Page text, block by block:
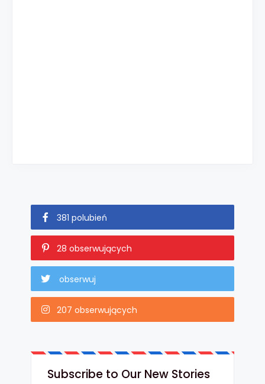
381 polubień
28 obserwujących
obserwuj
207 obserwujących